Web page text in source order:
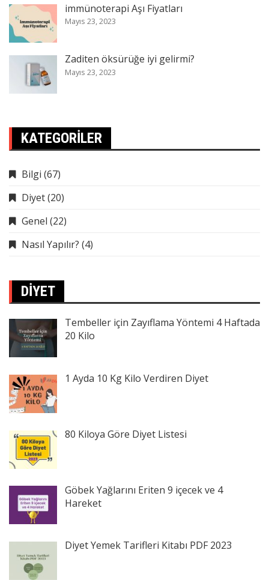
immünoterapi Aşı Fiyatları
Mayıs 23, 2023
Zaditen öksürüğe iyi gelirmi?
Mayıs 23, 2023
KATEGORILER
Bilgi (67)
Diyet(20)
Genel (22)
Nasıl Yapılır? (4)
DIYET
Tembeller için Zayıflama Yöntemi 4 Haftada
20 Kilo
1 Ayda 10 Kg Kilo Verdiren Diyet
80 Kiloya Göre Diyet Listesi
Göbek Yağlarını Eriten 9 içecek ve 4
Hareket
Diyet Yemek Tarifleri Kitabı PDF 2023